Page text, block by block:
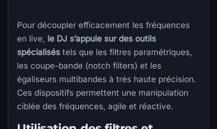
Pour découpler efficacement les fréquences
en live, le DJ s’appuie sur des outils
spécialisés tels que les filtres paramétriques,
les coupe-bande (notch filters) et les
égaliseurs multibandes à très haute précision.
Ces dispositifs permettent une manipulation
ciblée des fréquences, agile et réactive.